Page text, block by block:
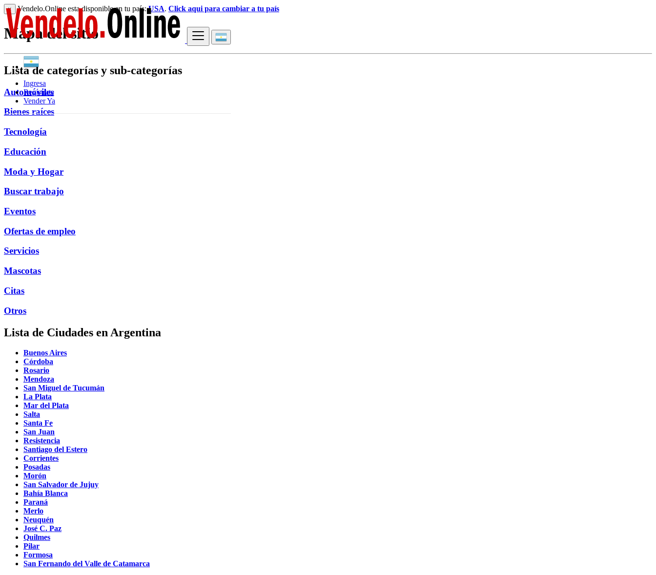
Ingresa
Regístrate
Vender Ya
× Vendelo.Online esta disponible en tu país:USA. Click aqui para cambiar a tu país
Mapa del sitio
Lista de categorías y sub-categorías
Automóviles
Bienes raíces
Tecnología
Educación
Moda y Hogar
Buscar trabajo
Eventos
Ofertas de empleo
Servicios
Mascotas
Citas
Otros
Lista de Ciudades en Argentina
Buenos Aires
Córdoba
Rosario
Mendoza
San Miguel de Tucumán
La Plata
Mar del Plata
Salta
Santa Fe
San Juan
Resistencia
Santiago del Estero
Corrientes
Posadas
Morón
San Salvador de Jujuy
Bahía Blanca
Paraná
Merlo
Neuquén
José C. Paz
Quilmes
Pilar
Formosa
San Fernando del Valle de Catamarca